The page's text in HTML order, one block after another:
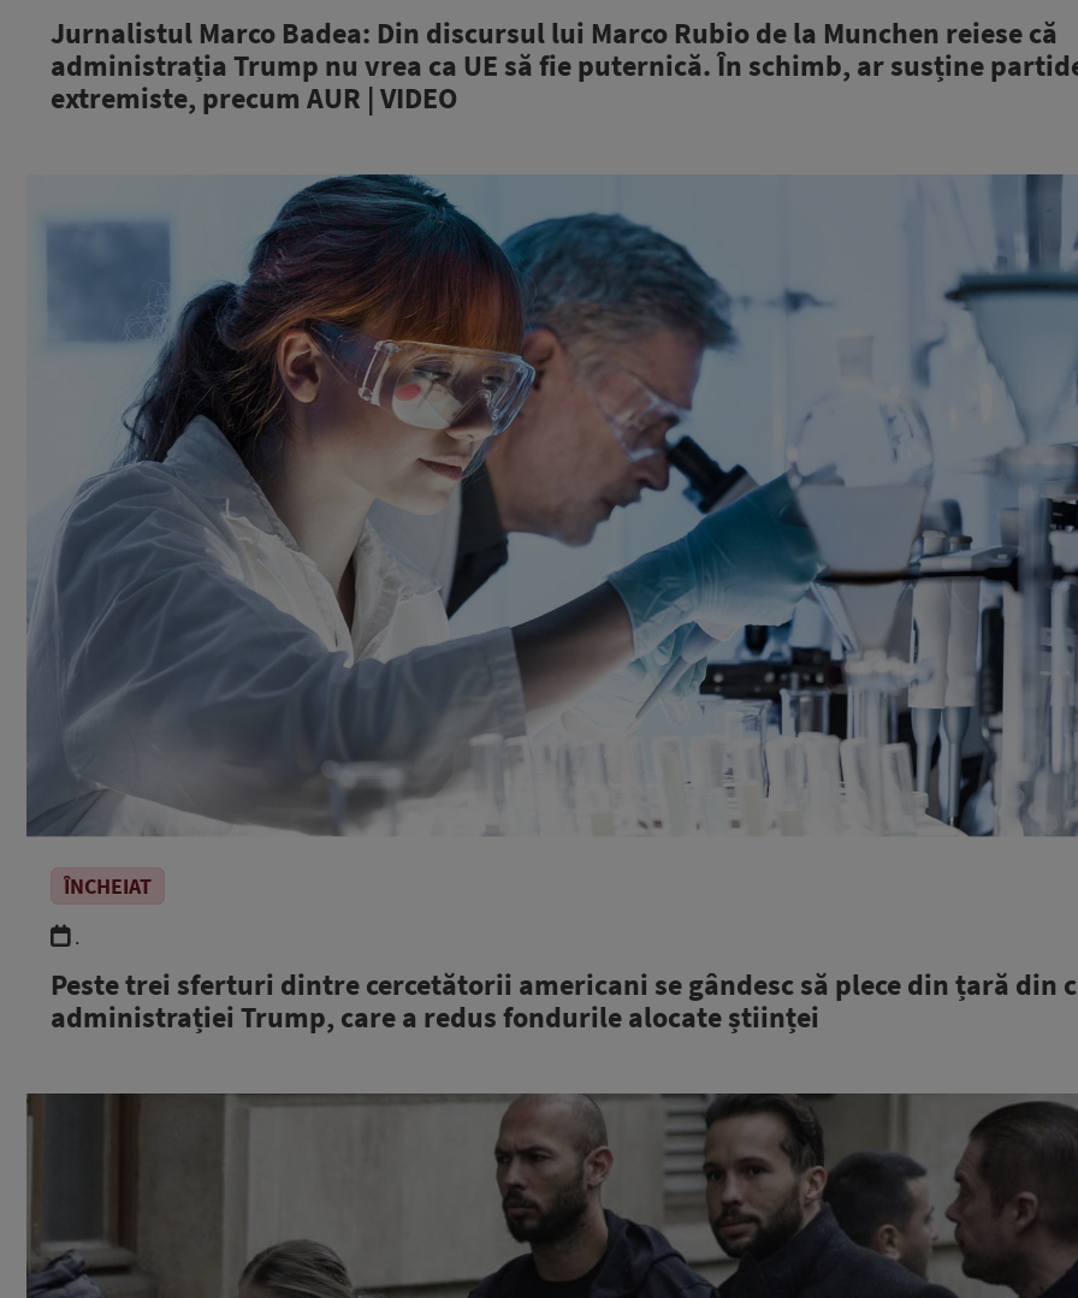
Jurnalistul Marco Badea: Din discursul lui Marco Rubio de la Munchen reiese că
administrația Trump nu vrea ca UE să fie puternică. În schimb, ar susține
extremiste, precum AUR | VIDEO
ÎNCHEIAT
.
Peste trei sferturi dintre cercetătorii americani se gândesc să plece din țară din
administrației Trump, care a redus fondurile alocate științei